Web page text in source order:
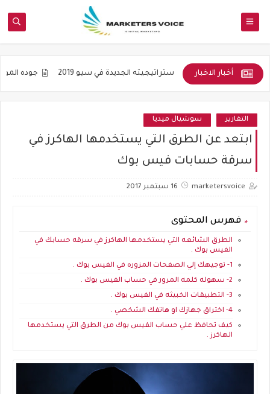
أخبار الاخبار
التنويع واستراتيجيته الجديدة في سيو 2019 جوده المواضيع و ليس
التقارير سوشيال ميديا
ابتعد عن الطرق التي يستخدمها الهاكرز في
سرقة حسابات فيس بوك
marketersvoice 16 سبتمبر 2017
فهرس المحتوى
الطرق الشائعه التي يستخدمها الهاكرز في سرقه حسابك في
الفيس بوك .
1- توجيهك إلي الصفحات المزوره في الفيس بوك .
2- سهوله كلمه المرور في حساب الفيس بوك .
3- التطبيقات الخبيثه في الفيس بوك .
4- اختراق جهازك او هاتفك الشخصي .
كيف تحافظ علي حساب الفيس بوك من الطرق التي يستخدمها
الهاكرز .